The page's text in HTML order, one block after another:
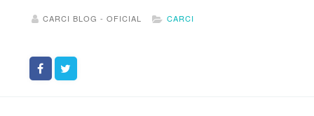
CARCI BLOG - OFICIAL CARCI